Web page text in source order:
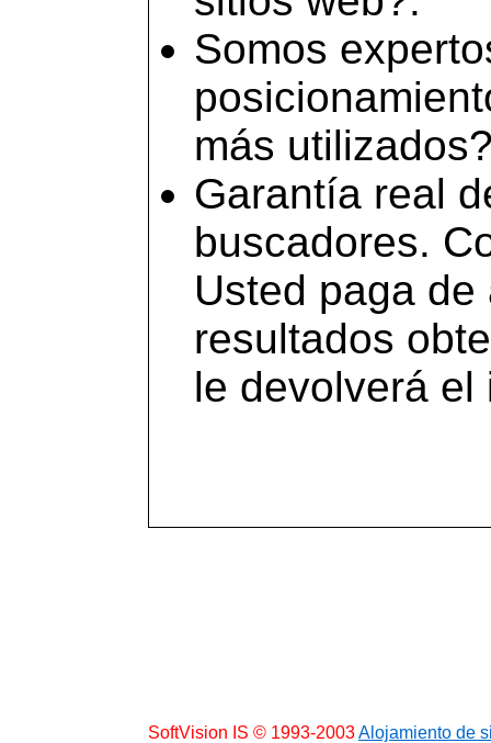
Somos
más
Garantía real
buscadores.
Usted paga
resultados
le devolverá el
SoftVision IS © 1993-2003Alojamiento de